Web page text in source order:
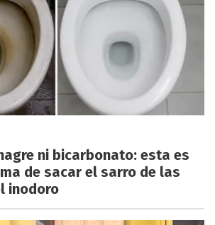
ni bicarbonato: esta es
de sacar el sarro de las
inodoro